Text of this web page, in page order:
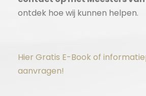
ontdek hoe wij kunnen helpen.
Hier Gratis E-Book of
aanvragen!